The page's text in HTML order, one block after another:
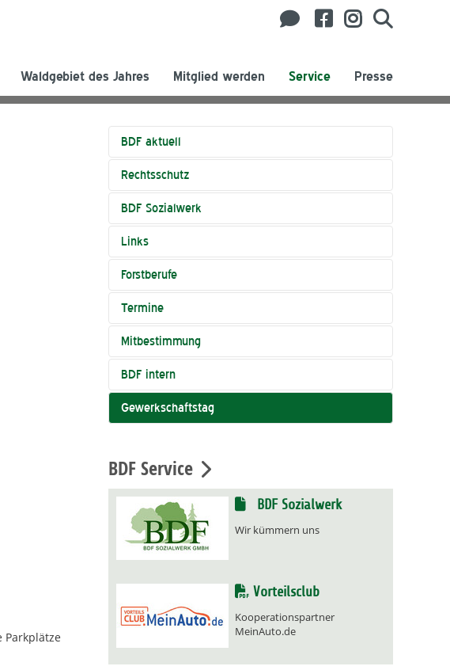
Waldgebiet des Jahres Mitglied werden Service Presse
Parkplätze
BDF aktuell
Rechtsschutz
BDF Sozialwerk
Links
Forstberufe
Termine
Mitbestimmung
BDF intern
Gewerkschaftstag
BDF Service
BDF Sozialwerk
Wir kümmern uns
Vorteilsclub
Kooperationspartner
MeinAuto.de